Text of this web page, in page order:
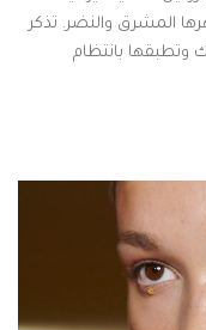
المشرق والنضر. تذكر
وتطبقها بانتظام